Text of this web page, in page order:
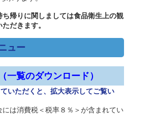
ち帰りに関しましては食品衛生上の観
だきます。
ュー
（一覧のダウンロード）
ていただくと、拡大表示してご覧い
は消費税＜税率８％＞が含まれてい